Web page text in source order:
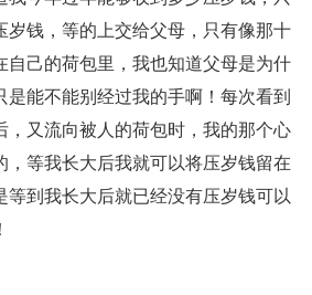
岁钱，等的上交给父母，只有像那十
自己的荷包里，我也知道父母是为什
是能不能别经过我的手啊！每次看到
，又流向被人的荷包时，我的那个心
，等我长大后我就可以将压岁钱留在
等到我长大后就已经没有压岁钱可以